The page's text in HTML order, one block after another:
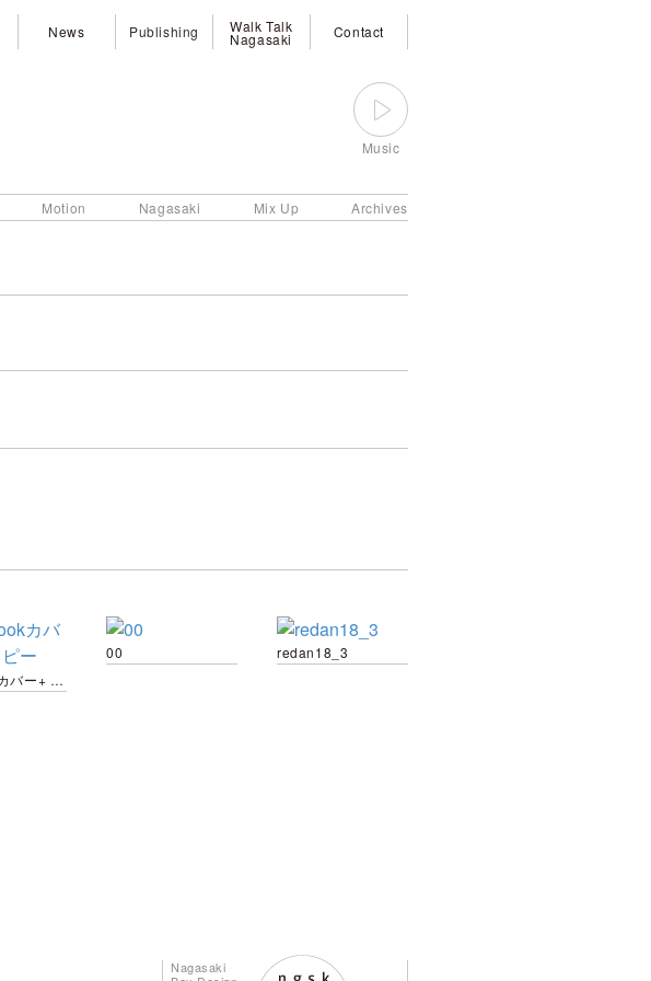
News Publishing Walk Talk
Nagasaki Contact
Music
Motion Nagasaki Mix Up Archives
bluebookカバー+ のコピー
00 redan18_3
Nagasaki